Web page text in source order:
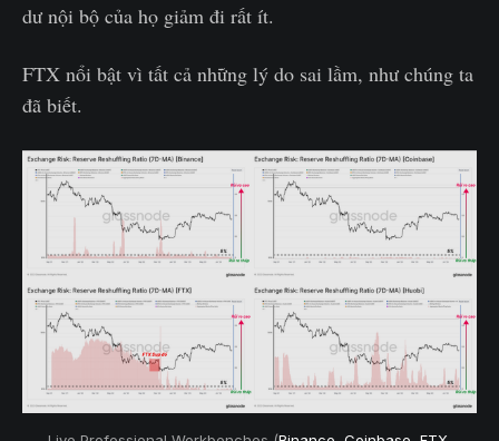
dư nội bộ của họ giảm đi rất ít.
FTX nổi bật vì tất cả những lý do sai lầm, như chúng ta
đã biết.